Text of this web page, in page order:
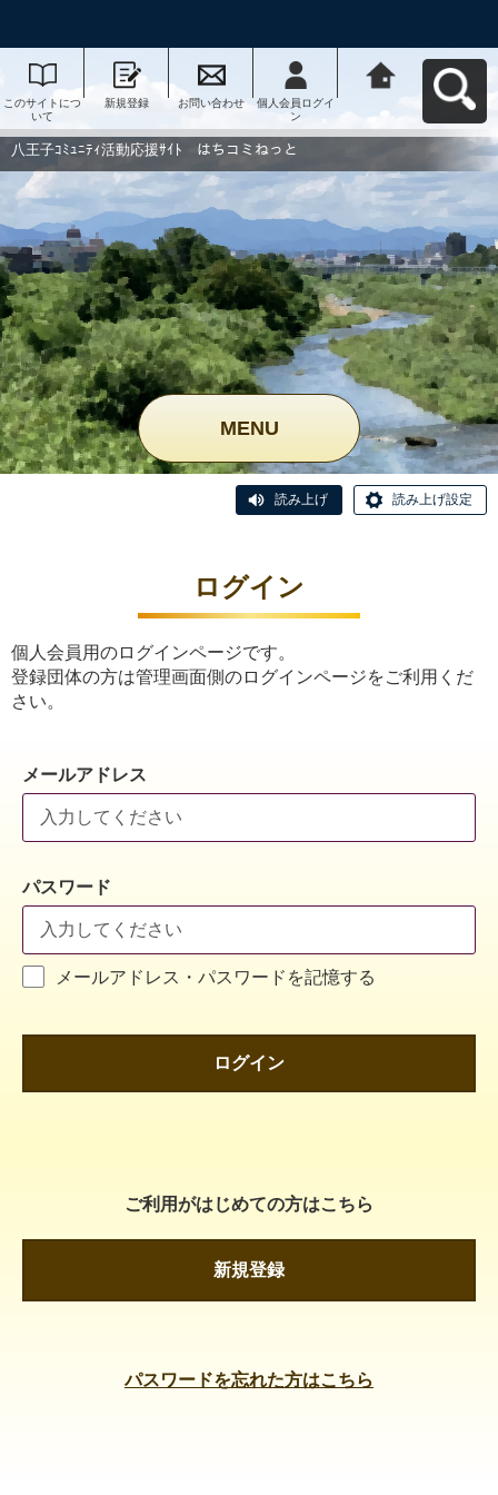
このサイトにつ
いて
新規登録 お問い合わせ
個人会員ログイ
ン
動応援ｻｲﾄ はち
コミねっとへ戻
八王子ｺﾐｭﾆﾃｨ活動応援ｻｲﾄ はちコミねっと
MENU
読み上げ 読み上げ設定
ログイン
個人会員用のログインページです。
登録団体の方は管理画面側のログインページをご利用くだ
さい。
メールアドレス
パスワード
メールアドレス・パスワードを記憶する
ログイン
ご利用がはじめての方はこちら
新規登録
パスワードを忘れた方はこちら